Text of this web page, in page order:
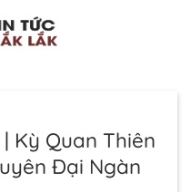
Kỳ Quan Thiên
Đại Ngàn